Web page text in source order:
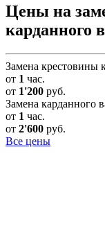
Цены на
карданного
Замена крестовины
от 1 час.
от 1'200 руб.
Замена карданного
от 1 час.
от 2'600 руб.
Все цены